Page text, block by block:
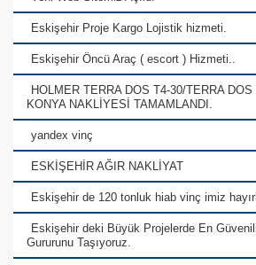
Eskişehir Proje Kargo Lojistik hizmeti.
Eskişehir Öncü Araç ( escort ) Hizmeti..
HOLMER TERRA DOS T4-30/TERRA
KONYA NAKLİYESİ TAMAMLANDI.
yandex vinç
ESKİŞEHİR AĞIR NAKLİYAT
Eskişehir de 120 tonluk hiab vinç imiz
Eskişehir deki Büyük Projelerde En
Gururunu Taşıyoruz.